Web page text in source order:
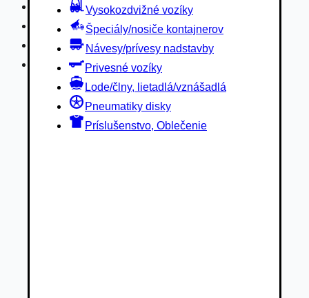
Vysokozdvižné vozíky
Špeciály/nosiče kontajnerov
Návesy/prívesy nadstavby
Privesné vozíky
Lode/člny, lietadlá/vznášadlá
Pneumatiky disky
Príslušenstvo, Oblečenie
Privesné vozíky
Lode/člny, lietadlá/vznášadlá
Pneumatiky disky
Príslušenstvo, Oblečenie